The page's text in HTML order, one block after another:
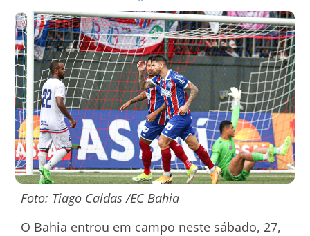
Foto: Tiago Caldas /EC Bahia
O Bahia entrou em campo neste sábado, 27,